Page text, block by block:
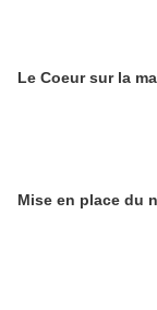
Le Coeur sur la
Mise en place du